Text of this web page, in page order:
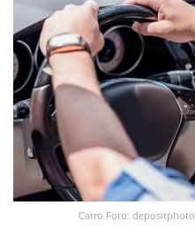
Carro Foto: